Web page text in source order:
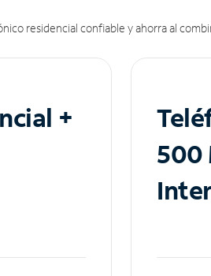
residencial confiable y ahorra al
+
500